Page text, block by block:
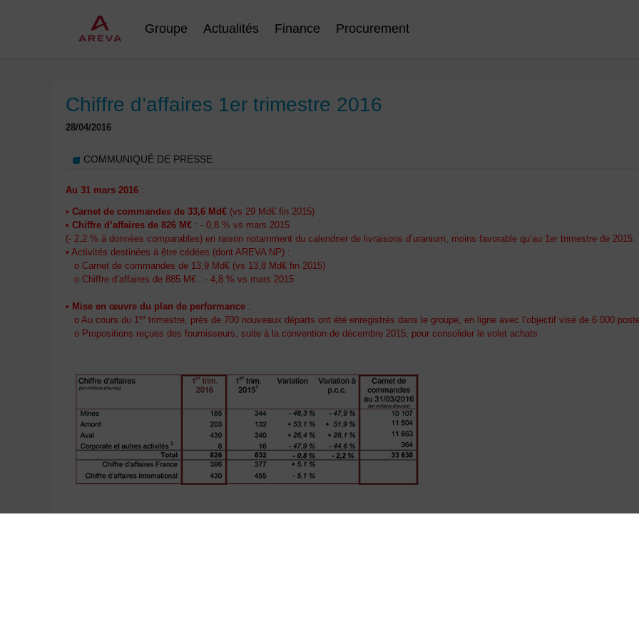
Groupe Actualités Finance Procurement
Chiffre d’affaires 1er trimestre 2016
28/04/2016
COMMUNIQUÉ DE PRESSE
Au 31 mars 2016 :
• Carnet de commandes de 33,6 Md€ (vs 29 Md€ fin 2015)
• Chiffre d’affaires de 826 M€ : - 0,8 % vs mars 2015
(- 2,2 % à données comparables) en raison notamment du calendrier de livraisons d’uranium, moins favorable qu’au 1er trimestre de 2015.
• Activités destinées à être cédées (dont AREVA NP) :
o Carnet de commandes de 13,9 Md€ (vs 13,8 Md€ fin 2015)
o Chiffre d’affaires de 885 M€ : - 4,8 % vs mars 2015
• Mise en œuvre du plan de performance :
o Au cours du 1er trimestre, près de 700 nouveaux départs ont été enregistrés dans le groupe, en ligne avec l’objectif visé de 6 000
o Propositions reçues des fournisseurs, suite à la convention de décembre 2015, pour consolider le volet achats